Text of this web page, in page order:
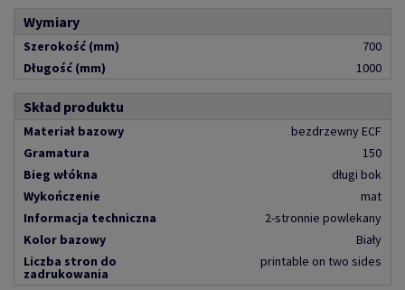
Wymiary
Szerokość (mm)
700
Długość (mm)
1000
Skład produktu
Materiał bazowy
bezdrzewny ECF
Gramatura
150
Bieg włókna
długi bok
Wykończenie
mat
Informacja techniczna
2-stronnie powlekany
Kolor bazowy
Biały
Liczba stron do
zadrukowania
printable on two sides